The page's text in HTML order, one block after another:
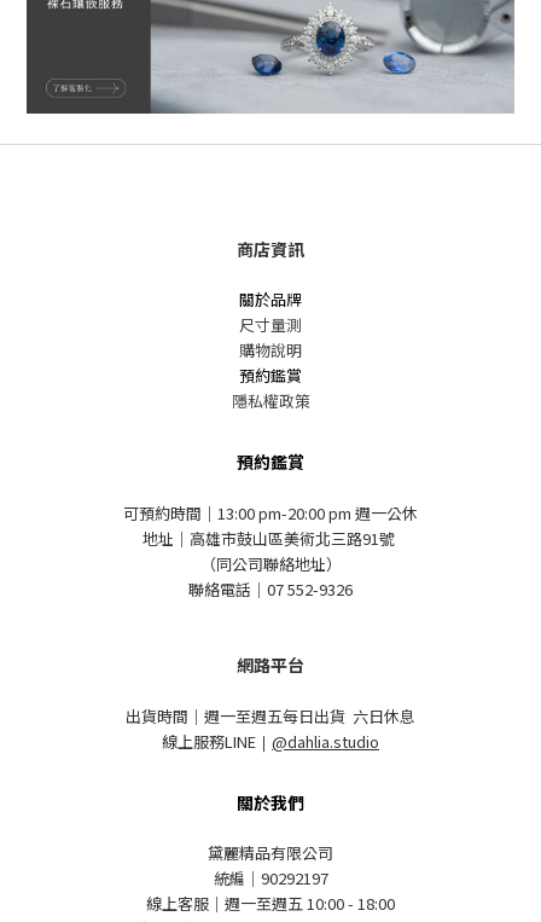
商店資訊
關於品牌
尺寸量測
購物說明
預約鑑賞
隱私權政策
預約鑑賞
可預約時間｜13:00 pm-20:00 pm 週一公休
地址｜高雄市鼓山區美術北三路91號
（同公司聯絡地址）
聯絡電話｜07 552-9326
網路平台
出貨時間｜週一至週五每日出貨 六日休息
線上服務LINE ｜ @dahlia.studio
關於我們
黛麗精品有限公司
統編｜90292197
線上客服｜週一至週五 10:00 - 18:00